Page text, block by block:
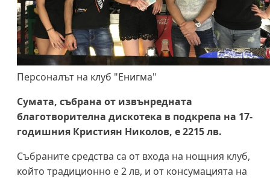
Персоналът на клуб "Енигма"
Сумата, събрана от извънредната
благотворителна дискотека в подкрепа на 17-
годишния Кристиян Николов, е 2215 лв.
Събраните средства са от входа на нощния клуб,
който традиционно е 2 лв, и от консумацията на